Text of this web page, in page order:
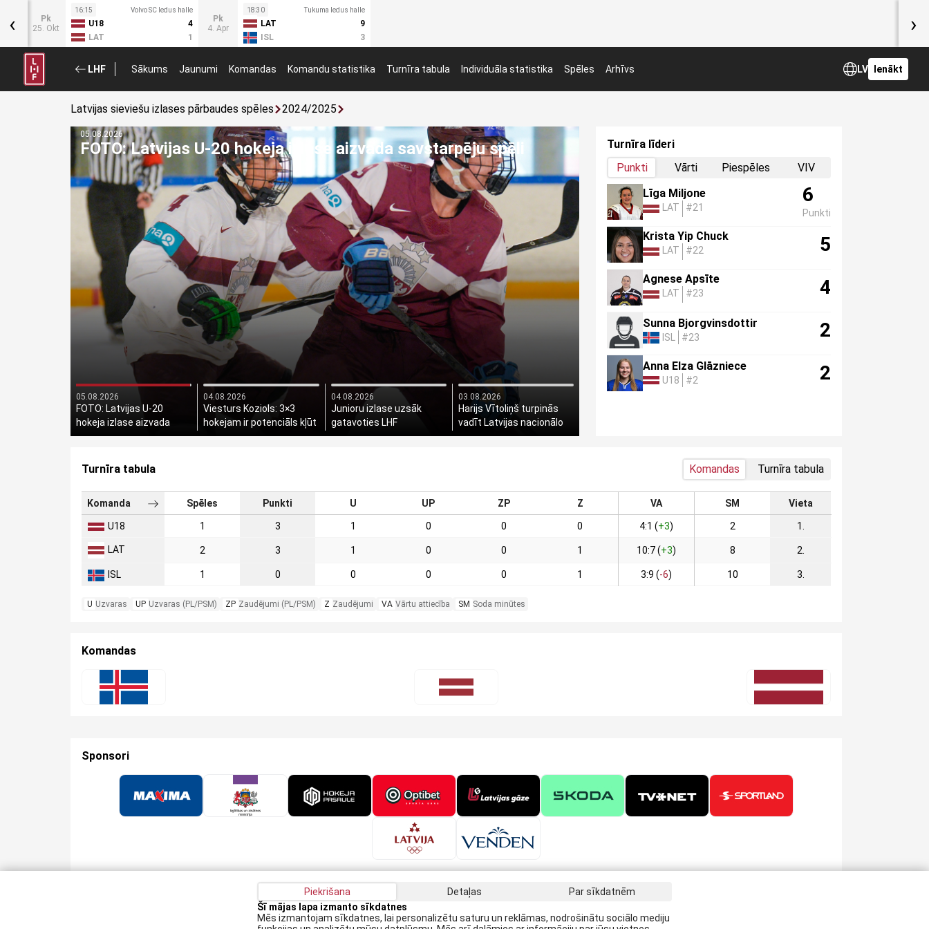
Pk
25. Okt
16:15 Volvo SC ledus halle
U18
4
LAT
1
Pk
4. Apr
18:30 Tukuma ledus halle
LAT
9
ISL
3
‹ ›
LHF Sākums Jaunumi Komandas Komandu statistika Turnīra tabula Individuāla statistika Spēles Arhīvs LV Ienākt
Latvijas sieviešu izlases pārbaudes spēles 2024/2025
04.08.2026
Viesturs Koziols: 3×3 hokejam ir potenciāls kļūt par olimpisko
sporta veidu
05.08.2026
FOTO: Latvijas U-20
hokeja izlase aizvada
savstarpēju spēli
04.08.2026
Viesturs Koziols: 3×3
hokejam ir potenciāls kļūt
par olimpisko sporta
04.08.2026
Junioru izlase uzsāk
gatavoties LHF
Prezidenta kausa izcīņai
03.08.2026
Harijs Vītoliņš turpinās
vadīt Latvijas nacionālo
hokeja izlasi
Turnīra līderi
Punkti
Vārti Piespēles
VIV
Līga Miljone
LAT #21
6
Punkti
Krista Yip Chuck
LAT #22 5
Agnese Apsīte
LAT #23 4
Sunna Bjorgvinsdottir
ISL #23 2
Anna Elza Glāzniece
U18 #2 2
Turnīra tabula Komandas Turnīra tabula
Komanda Spēles Punkti U UP ZP Z VA SM Vieta
U18 1 3 1 0 0 0 4:1 (+3) 2 1.
LAT 2 3 1 0 0 1 10:7 (+3) 8 2.
ISL 1 0 0 0 0 1 3:9 (-6) 10 3.
U Uzvaras UP Uzvaras (PL/PSM) ZP Zaudējumi (PL/PSM) Z Zaudējumi VA Vārtu attiecība SM Soda minūtes
Komandas
Sponsori
Sīkdatņu politika
Piekrišana Detaļas
Par sīkdatnēm
Šī mājas lapa izmanto sīkdatnes
Mēs izmantojam sīkdatnes, lai personalizētu saturu un reklāmas, nodrošinātu sociālo mediju